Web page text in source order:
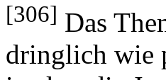
[306] Das
dringlich wie